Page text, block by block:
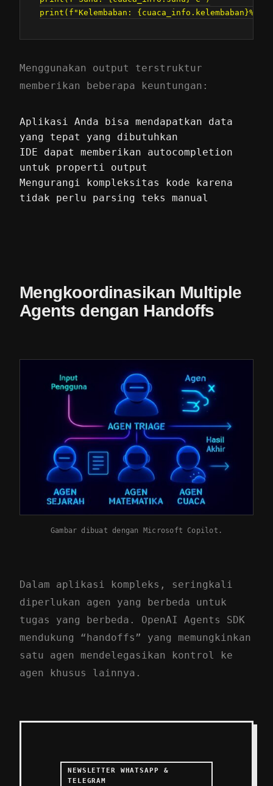
Menggunakan output terstruktur
memberikan beberapa keuntungan:
Aplikasi Anda bisa mendapatkan data
yang tepat yang dibutuhkan
IDE dapat memberikan autocompletion
untuk properti output
Mengurangi kompleksitas kode karena
tidak perlu parsing teks manual
Mengkoordinasikan Multiple
Agents dengan Handoffs
Gambar dibuat dengan Microsoft Copilot.
Dalam aplikasi kompleks, seringkali
diperlukan agen yang berbeda untuk
tugas yang berbeda. OpenAI Agents SDK
mendukung “handoffs” yang memungkinkan
satu agen mendelegasikan kontrol ke
agen khusus lainnya.
NEWSLETTER WHATSAPP &
TELEGRAM